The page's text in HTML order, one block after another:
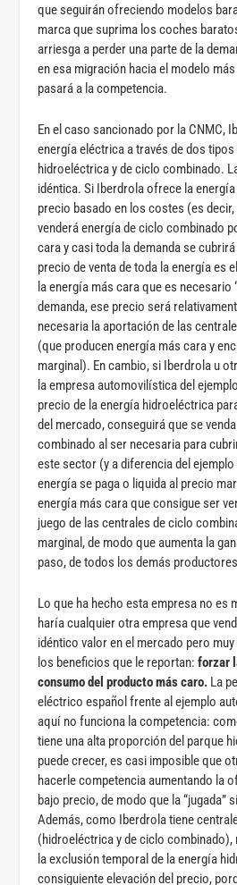
que seguirán ofreciendo modelos
marca que suprima los coches
arriesga a perder una parte de la
en esa migración hacia el modelo
pasará a la competencia.
En el caso sancionado por la CNMC,
energía eléctrica a través de dos
hidroeléctrica y de ciclo combinado.
idéntica. Si Iberdrola ofrece la
precio basado en los costes (es
venderá energía de ciclo combinado
cara y casi toda la demanda se
precio de venta de toda la energía es
la energía más cara que es necesario
demanda, ese precio será
necesaria la aportación de las
(que producen energía más cara y
marginal). En cambio, si Iberdrola u
la empresa automovilística del
precio de la energía hidroeléctrica
del mercado, conseguirá que se
combinado al ser necesaria para
este sector (y a diferencia del
energía se paga o liquida al precio
energía más cara que consigue ser
juego de las centrales de ciclo
marginal, de modo que aumenta la
paso, de todos los demás
Lo que ha hecho esta empresa no es
haría cualquier otra empresa que
idéntico valor en el mercado pero
los beneficios que le reportan:forzar
consumo del producto más caro. La
eléctrico español frente al ejemplo
aquí no funciona la competencia:
tiene una alta proporción del parque
puede crecer, es casi imposible que
hacerle competencia aumentando la
bajo precio, de modo que la “jugada”
Además, como Iberdrola tiene
(hidroeléctrica y de ciclo combinado),
la exclusión temporal de la energía
consiguiente elevación del precio,